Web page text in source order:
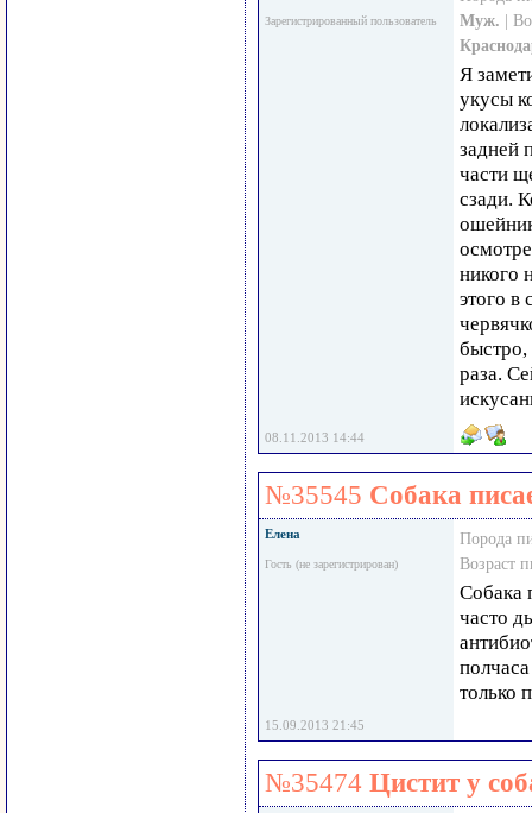
Зарегистрированный пользователь
Муж. |
Я
укусы
задней
части
сзади.
никого
этого в
быстро,
раза.
08.11.2013 14:44
№35545 Собака
Елена
Гость (не зарегистрирован)
Порода
Возраст
Собака
часто
только
15.09.2013 21:45
№35474 Цистит у